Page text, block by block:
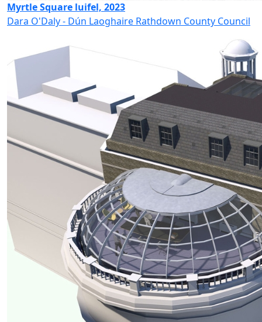
Myrtle Square luifel, 2023
Dara O'Daly - Dún Laoghaire Rathdown County Council